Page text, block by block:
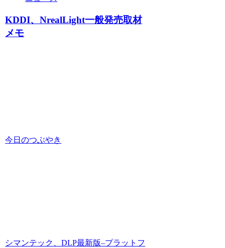
KDDI、NrealLight一般発売取材
メモ
今日のつぶやき
シマンテック、DLP最新版–プラットフ